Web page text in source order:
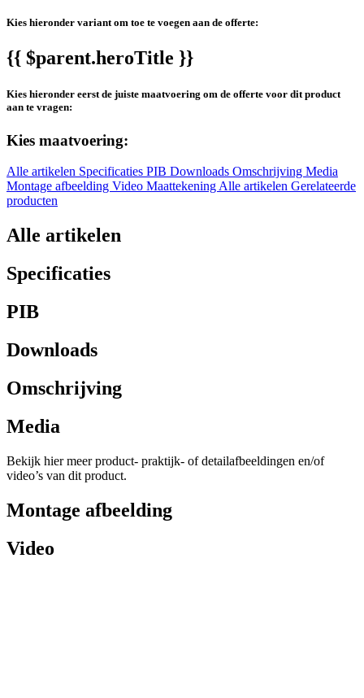
Kies hieronder variant om toe te voegen aan de offerte:
{{ $parent.heroTitle }}
Kies hieronder eerst de juiste maatvoering om de offerte voor dit product
aan te vragen:
Kies maatvoering:
Alle artikelen Specificaties PIB Downloads Omschrijving Media
Montage afbeelding Video MaattekeningAlle artikelen Gerelateerde
producten
Alle artikelen
Specificaties
PIB
Downloads
Omschrijving
Media
Bekijk hier meer product- praktijk- of detailafbeeldingen en/of
video’s van dit product.
Montage afbeelding
Video